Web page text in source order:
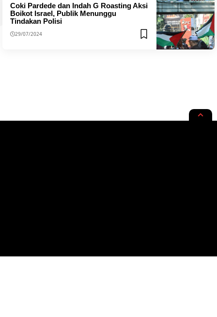
Coki Pardede dan Indah G Roasting Aksi
Boikot Israel, Publik Menunggu
Tindakan Polisi
29/07/2024